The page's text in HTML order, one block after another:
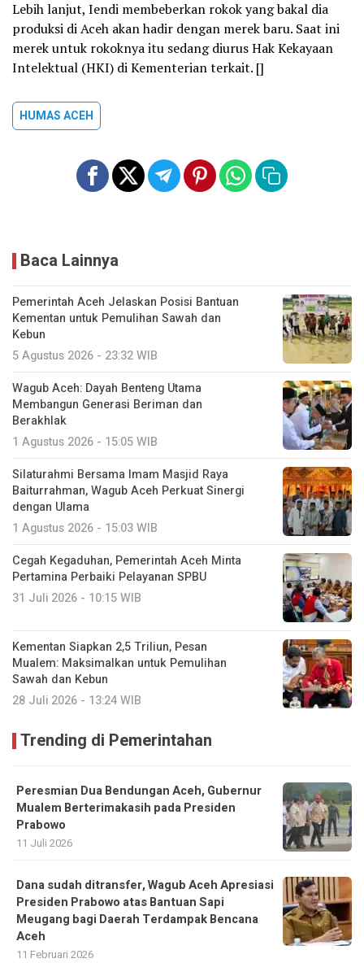
Lebih lanjut, Iendi membeberkan rokok yang bakal dia
produksi di Aceh akan hadir dengan merek baru. Saat ini
merek untuk rokoknya itu sedang diurus Hak Kekayaan
Intelektual (HKI) di Kementerian terkait. []
HUMAS ACEH
Baca Lainnya
Pemerintah Aceh Jelaskan Posisi Bantuan
Kementan untuk Pemulihan Sawah dan
Kebun
5 Agustus 2026 - 23:32 WIB
Wagub Aceh: Dayah Benteng Utama
Membangun Generasi Beriman dan
Berakhlak
1 Agustus 2026 - 15:05 WIB
Silaturahmi Bersama Imam Masjid Raya
Baiturrahman, Wagub Aceh Perkuat Sinergi
dengan Ulama
1 Agustus 2026 - 15:03 WIB
Cegah Kegaduhan, Pemerintah Aceh Minta
Pertamina Perbaiki Pelayanan SPBU
31 Juli 2026 - 10:15 WIB
Kementan Siapkan 2,5 Triliun, Pesan
Mualem: Maksimalkan untuk Pemulihan
Sawah dan Kebun
28 Juli 2026 - 13:24 WIB
Trending di Pemerintahan
Peresmian Dua Bendungan Aceh, Gubernur
Mualem Berterimakasih pada Presiden
Prabowo
11 Juli 2026
Dana sudah ditransfer, Wagub Aceh Apresiasi
Presiden Prabowo atas Bantuan Sapi
Meugang bagi Daerah Terdampak Bencana
Aceh ‎
11 Februari 2026